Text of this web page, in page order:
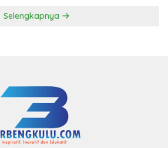
Selengkapnya